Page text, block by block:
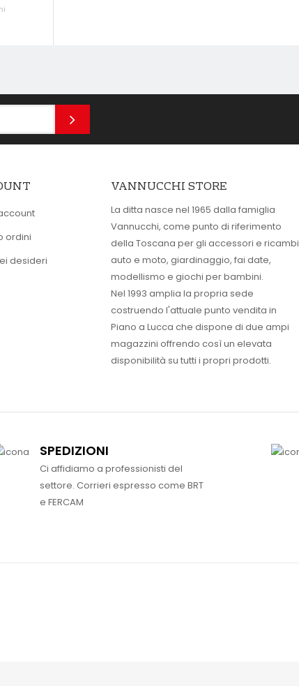
ordini
desideri
VANNUCCHI STORE
La ditta nasce nel 1965 dalla famiglia
Vannucchi, come punto di riferimento
della Toscana per gli accessori e ricambi
auto e moto, giardinaggio, fai date,
modellismo e giochi per bambini.
Nel 1993 amplia la propria sede
costruendo l'attuale punto vendita in
Piano a Lucca che dispone di due ampi
magazzini offrendo così un elevata
disponibilità su tutti i propri prodotti.
SPEDIZIONI
Ci affidiamo a professionisti del
settore. Corrieri espresso come BRT
e FERCAM